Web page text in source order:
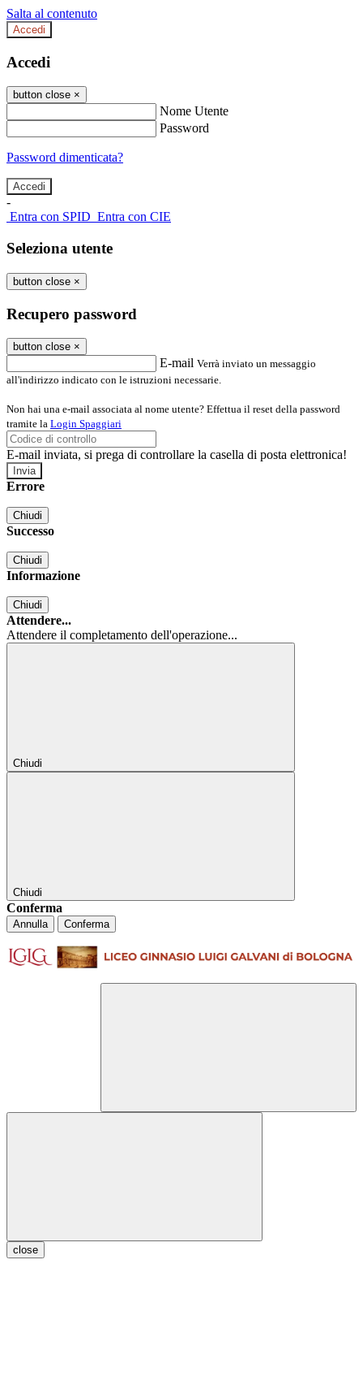
Salta al contenuto
Accedi
Accedi
button close ×
Nome Utente
Password
Password dimenticata?
-
Entra con SPID Entra con CIE
Seleziona utente
button close ×
Recupero password
button close ×
E-mail Verrà inviato un messaggio
all'indirizzo indicato con le istruzioni necessarie.
Non hai una e-mail associata al nome utente? Effettua il reset della password
tramite la Login Spaggiari
E-mail inviata, si prega di controllare la casella di posta elettronica!
Errore
Chiudi
Successo
Chiudi
Informazione
Chiudi
Attendere...
Attendere il completamento dell'operazione...
Chiudi
Chiudi
Conferma
Annulla Conferma
close